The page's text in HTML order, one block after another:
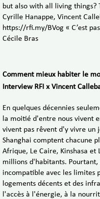
but also with all living things?
Cyrille Hanappe, Vincent
https://rfi.my/BVog « C’est
Cécile Bras
Comment mieux habiter le
Interview RFI x Vincent
En quelques décennies
la moitié d'entre nous vivent
vivent pas rêvent d'y vivre un
Shanghai comptent chacune
Afrique, Le Caire, Kinshasa et
millions d'habitants.
incompatible avec les limites
logements décents et des
l'accès à l'énergie, à la